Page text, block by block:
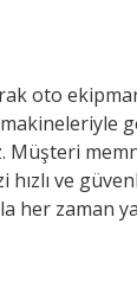
oto
Müşteri
ve
her zaman